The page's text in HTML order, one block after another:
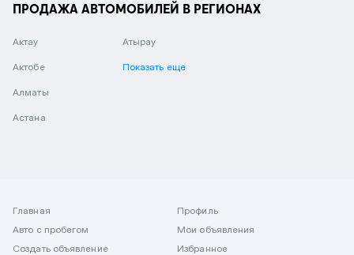
ПРОДАЖА АВТОМОБИЛЕЙ В РЕГИОНАХ
Актау
Актобе
Алматы
Астана
Атырау
Показать еще
Главная
Авто с пробегом
Создать объявление
Профиль
Мои объявления
Избранное